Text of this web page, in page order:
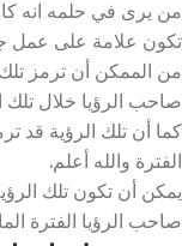
من يرى في حلمه انه
تكون علامة على عمل
من الممكن أن ترمز تلك
صاحب الرؤيا خلال تلك
كما أن تلك الرؤية قد
الفترة والله أعلم.
يمكن أن تكون تلك
صاحب الرؤيا الفترة